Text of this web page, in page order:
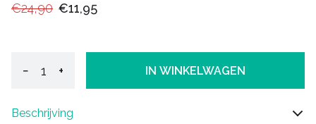
€24,90 €11,95
− + IN WINKELWAGEN
Beschrijving